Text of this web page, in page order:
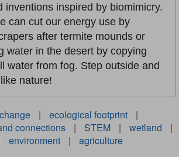
inventions inspired by biomimicry.
can cut our energy use by
after termite mounds or
water in the desert by copying
water from fog. Step outside and
nature!
| ecological footprint
|
connections | STEM | wetland
|
environment | agriculture